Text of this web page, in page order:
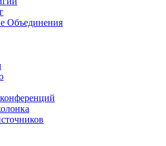
Объединения